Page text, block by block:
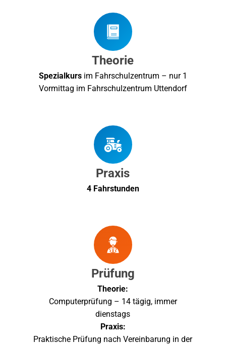
Theorie
Spezialkursim Fahrschulzentrum – nur 1
Vormittag im Fahrschulzentrum Uttendorf
Praxis
4 Fahrstunden
Prüfung
Theorie:
Computerprüfung – 14 tägig, immer
dienstags
Praxis:
Praktische Prüfung nach Vereinbarung in der